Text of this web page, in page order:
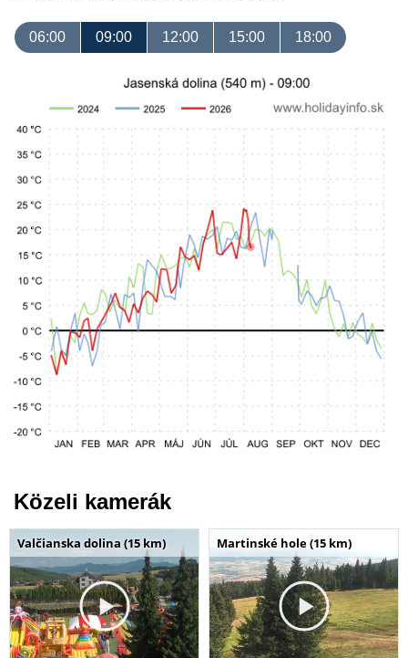
06:00 09:00 12:00 15:00 18:00
Közeli kamerák
Valčianska dolina (15 km) Martinské hole (15 km)